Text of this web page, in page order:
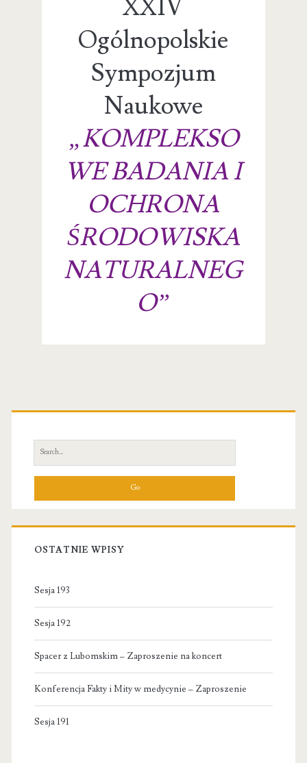
XXIV
Ogólnopolskie
Sympozjum
Naukowe
„KOMPLEKSO
WE BADANIA I
OCHRONA
ŚRODOWISKA
NATURALNEG
O”
Primary
Sidebar
Search
for:
OSTATNIE WPISY
Sesja 193
Sesja 192
Spacer z Lubomskim – Zaproszenie na koncert
Konferencja Fakty i Mity w medycynie – Zaproszenie
Sesja 191